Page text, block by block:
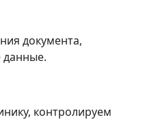
документа,
контролируем